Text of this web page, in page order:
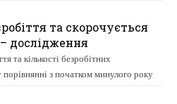
та скорочується
– дослідження
та кількості безробітних
з початком минулого року